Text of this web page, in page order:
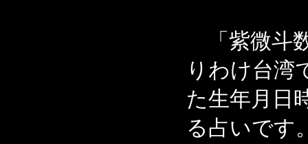
「紫微斗
りわけ台湾
た生年月日
る占いです